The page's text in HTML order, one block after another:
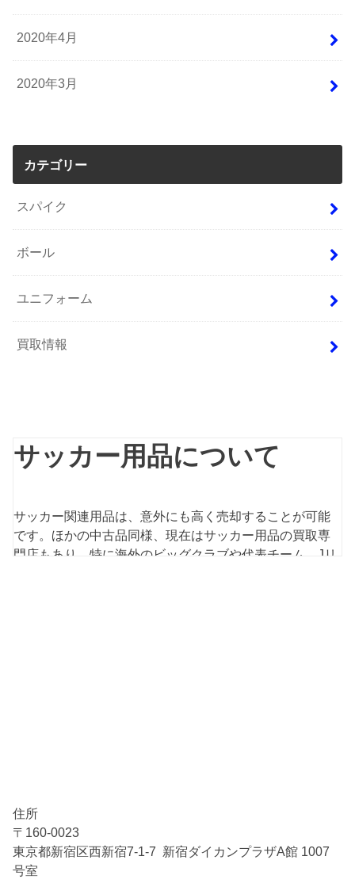
2020年4月
2020年3月
カテゴリー
スパイク
ボール
ユニフォーム
買取情報
サッカー用品について
サッカー関連用品は、意外にも高く売却することが可能
です。ほかの中古品同様、現在はサッカー用品の買取専
門店もあり、特に海外のビッグクラブや代表チーム、Jリ
ッカーユニフォームには、海外製のニセモノやコピー品
なども混じるため、査定しても買取ができないケースが
あるのです。買取が可能なサッカーユニフォームは、正
規のルートで流通していた製品のみ。もちろん、古いユ
住所
〒160-0023
東京都新宿区西新宿7-1-7 新宿ダイカンプラザA館 1007
号室